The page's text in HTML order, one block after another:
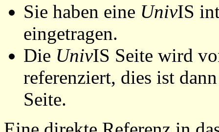
Sie haben eine UnivIS
eingetragen.
Die UnivIS Seite wird
referenziert, dies ist
Seite.